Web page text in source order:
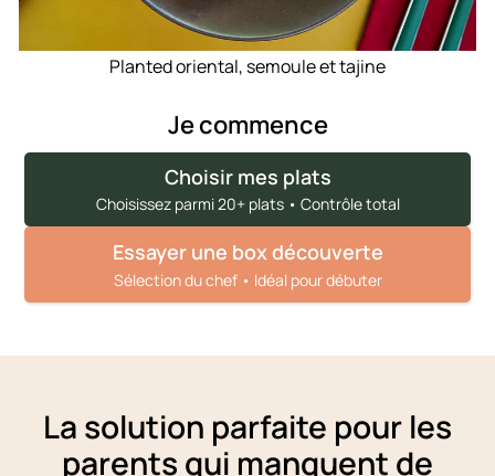
Planted oriental, semoule et tajine
Je commence
Choisir mes plats
Choisissez parmi 20+ plats • Contrôle total
Essayer une box découverte
Sélection du chef • Idéal pour débuter
La solution parfaite pour les
parents qui manquent de